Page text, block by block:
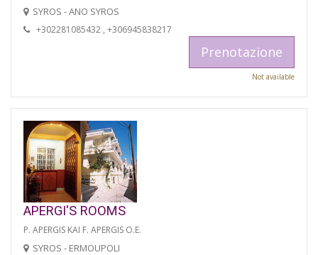
SYROS - ANO SYROS
+302281085432 , +306945838217
Prenotazione
Not available
APERGI'S ROOMS
P. APERGIS KAI F. APERGIS O.E.
SYROS - ERMOUPOLI